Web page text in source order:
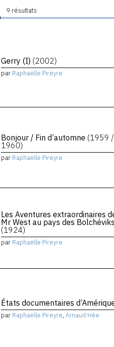
9 résultats
Gerry (I) (2002)
par Raphaëlle Pireyre
Bonjour / Fin d’automne (1959 /
1960)
par Raphaëlle Pireyre
Les Aventures extraordinaires
Mr West au pays des Bolchéviks
(1924)
par Raphaëlle Pireyre
États documentaires
par Raphaëlle Pireyre,Arnaud Hée